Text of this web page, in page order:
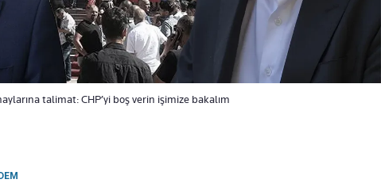
talimat: CHP’yi boş verin işimize bakalım